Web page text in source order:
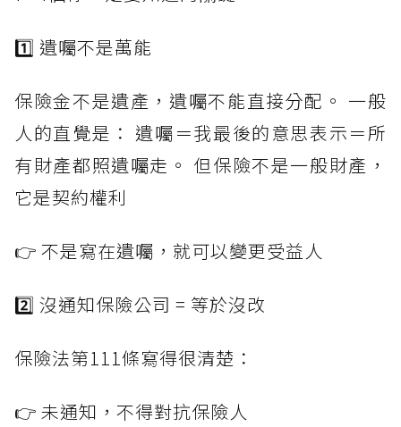
1️⃣ 遺囑不是萬能
保險金不是遺產，遺囑不能直接分配。 一般
人的直覺是： 遺囑＝我最後的意思表示＝所
有財產都照遺囑走。 但保險不是一般財產，
它是契約權利
👉 不是寫在遺囑，就可以變更受益人
2️⃣ 沒通知保險公司 = 等於沒改
保險法第111條寫得很清楚：
👉 未通知，不得對抗保險人